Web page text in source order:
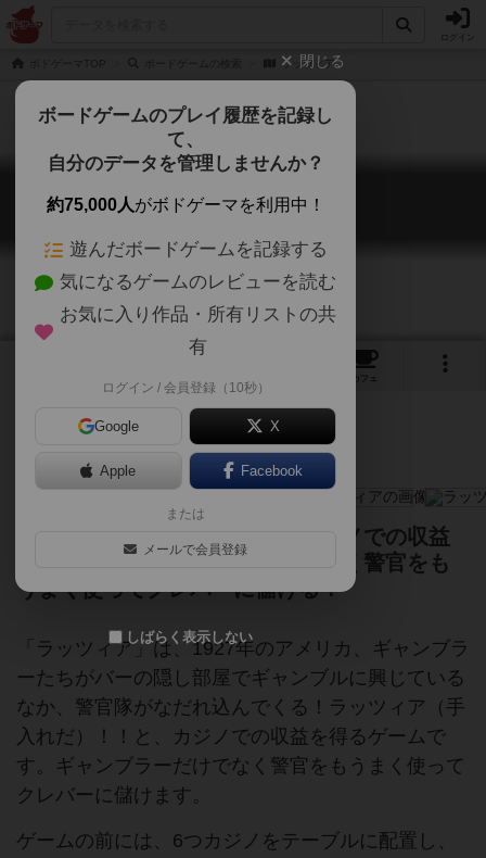
ログイン
ラッツィア
ラッツィア
Razzia
カフェ
基本はバッティングゲーム、カジノでの収益
を得よう。ギャンブラーだけでなく警官をも
うまく使ってクレバーに儲ける！
「ラッツィア」は、1927年のアメリカ、ギャンブラ
ーたちがバーの隠し部屋でギャンブルに興じている
なか、警官隊がなだれ込んでくる！ラッツィア（手
入れだ）！！と、カジノでの収益を得るゲームで
す。ギャンブラーだけでなく警官をもうまく使って
クレバーに儲けます。
ゲームの前には、6つカジノをテーブルに配置し、
閉じる
ボードゲームのプレイ履歴を記録し
て、
自分のデータを管理しませんか？
約75,000人がボドゲーマを利用中！
遊んだボードゲームを記録する
気になるゲームのレビューを読む
お気に入り作品・所有リストの共
有
ログイン / 会員登録（10秒）
Google X
Apple Facebook
または
メールで会員登録
しばらく表示しない